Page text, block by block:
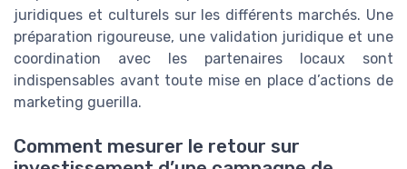
juridiques et culturels sur les différents marchés. Une
préparation rigoureuse, une validation juridique et une
coordination avec les partenaires locaux sont
indispensables avant toute mise en place d’actions de
marketing guerilla.
Comment mesurer le retour sur